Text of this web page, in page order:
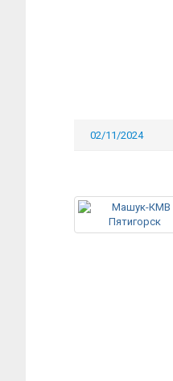
02/11/2024